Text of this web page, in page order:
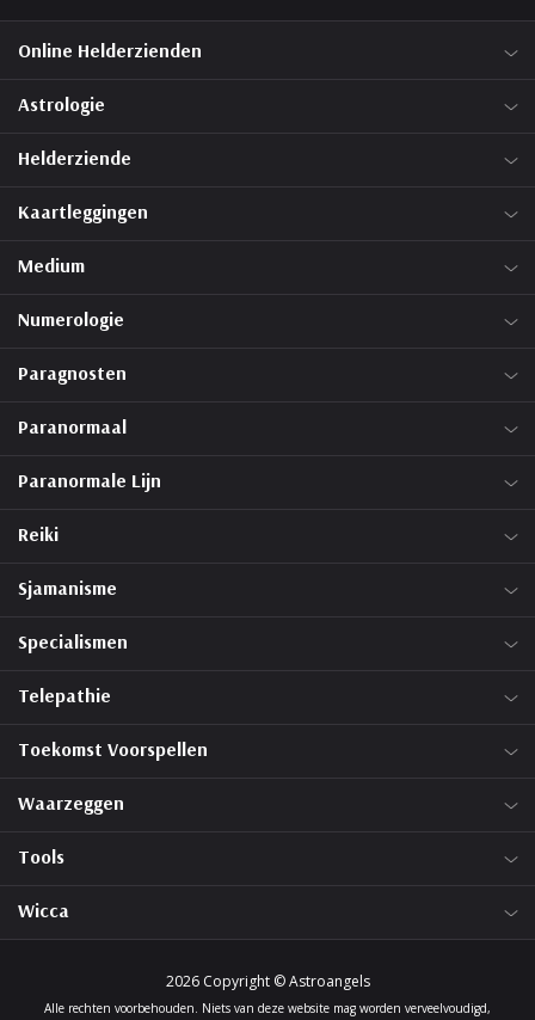
Online Helderzienden
Astrologie
Helderziende
Kaartleggingen
Medium
Numerologie
Paragnosten
Paranormaal
Paranormale Lijn
Reiki
Sjamanisme
Specialismen
Telepathie
Toekomst Voorspellen
Waarzeggen
Tools
Wicca
2026 Copyright © Astroangels
Alle rechten voorbehouden. Niets van deze website mag worden verveelvoudigd,